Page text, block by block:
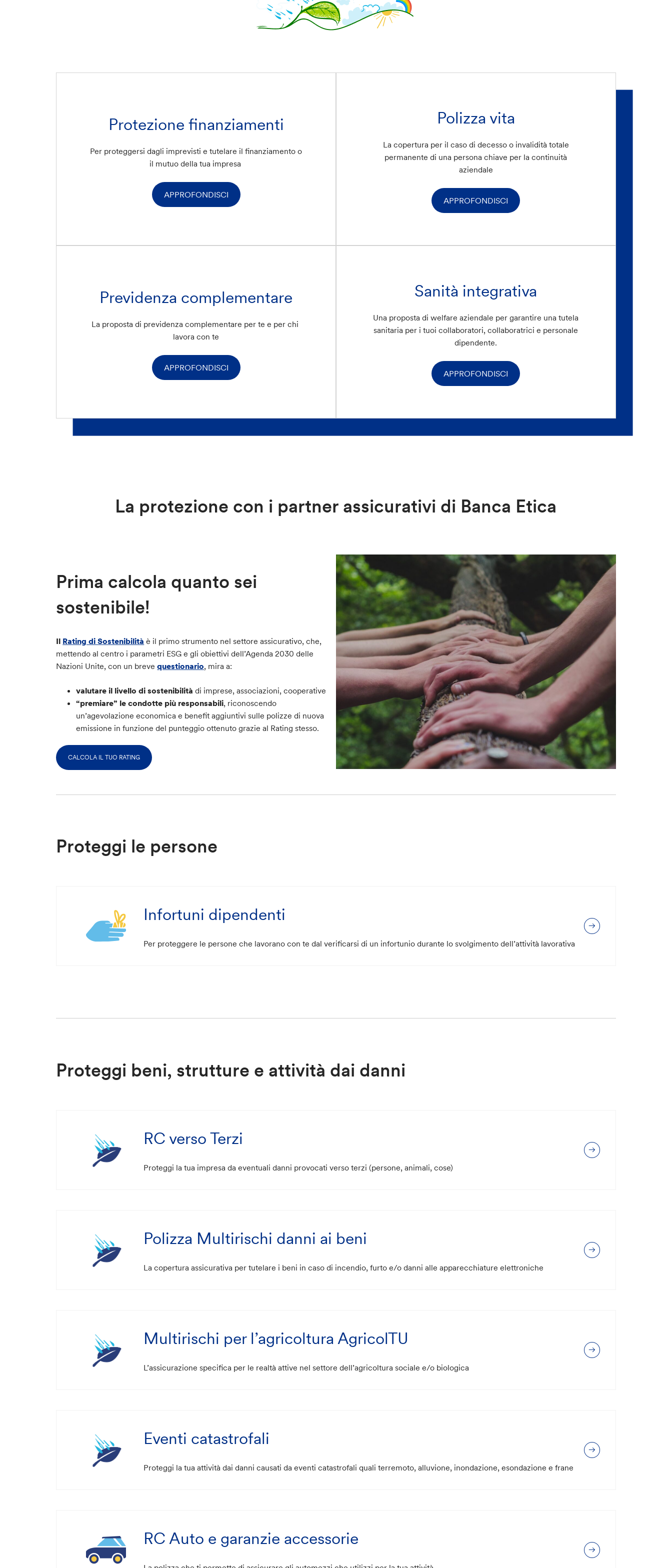
Protezione finanziamenti
Per proteggersi dagli imprevisti e tutelare il finanziamento o
il mutuo della tua impresa
APPROFONDISCI
Polizza vita
La copertura per il caso di decesso o invalidità totale
permanente di una persona chiave per la continuità
aziendale
APPROFONDISCI
Previdenza complementare
La proposta di previdenza complementare per te e per chi
lavora con te
APPROFONDISCI
Sanità integrativa
Una proposta di welfare aziendale per garantire una tutela
sanitaria per i tuoi collaboratori, collaboratrici e personale
dipendente.
APPROFONDISCI
La protezione con i partner assicurativi di Banca Etica
Prima calcola quanto sei
sostenibile!
Il Rating di Sostenibilità è il primo strumento nel settore assicurativo, che,
mettendo al centro i parametri ESG e gli obiettivi dell’Agenda 2030 delle
Nazioni Unite, con un brevequestionario, mira a:
valutare il livello di sostenibilitàdi imprese, associazioni, cooperative
“premiare” le condotte più responsabili, riconoscendo
un’agevolazione economica e benefit aggiuntivi sulle polizze di nuova
emissione in funzione del punteggio ottenuto grazie al Rating stesso.
CALCOLA IL TUO RATING
Proteggi le persone
Infortuni dipendenti
Per proteggere le persone che lavorano con te dal verificarsi di un infortunio durante lo svolgimento dell’attività lavorativa
Proteggi beni, strutture e attività dai danni
RC verso Terzi
Proteggi la tua impresa da eventuali danni provocati verso terzi (persone, animali, cose)
Polizza Multirischi danni ai beni
La copertura assicurativa per tutelare i beni in caso di incendio, furto e/o danni alle apparecchiature elettroniche
Multirischi per l’agricoltura AgricolTU
L’assicurazione specifica per le realtà attive nel settore dell’agricoltura sociale e/o biologica
Eventi catastrofali
Proteggi la tua attività dai danni causati da eventi catastrofali quali terremoto, alluvione, inondazione, esondazione e frane
RC Auto e garanzie accessorie